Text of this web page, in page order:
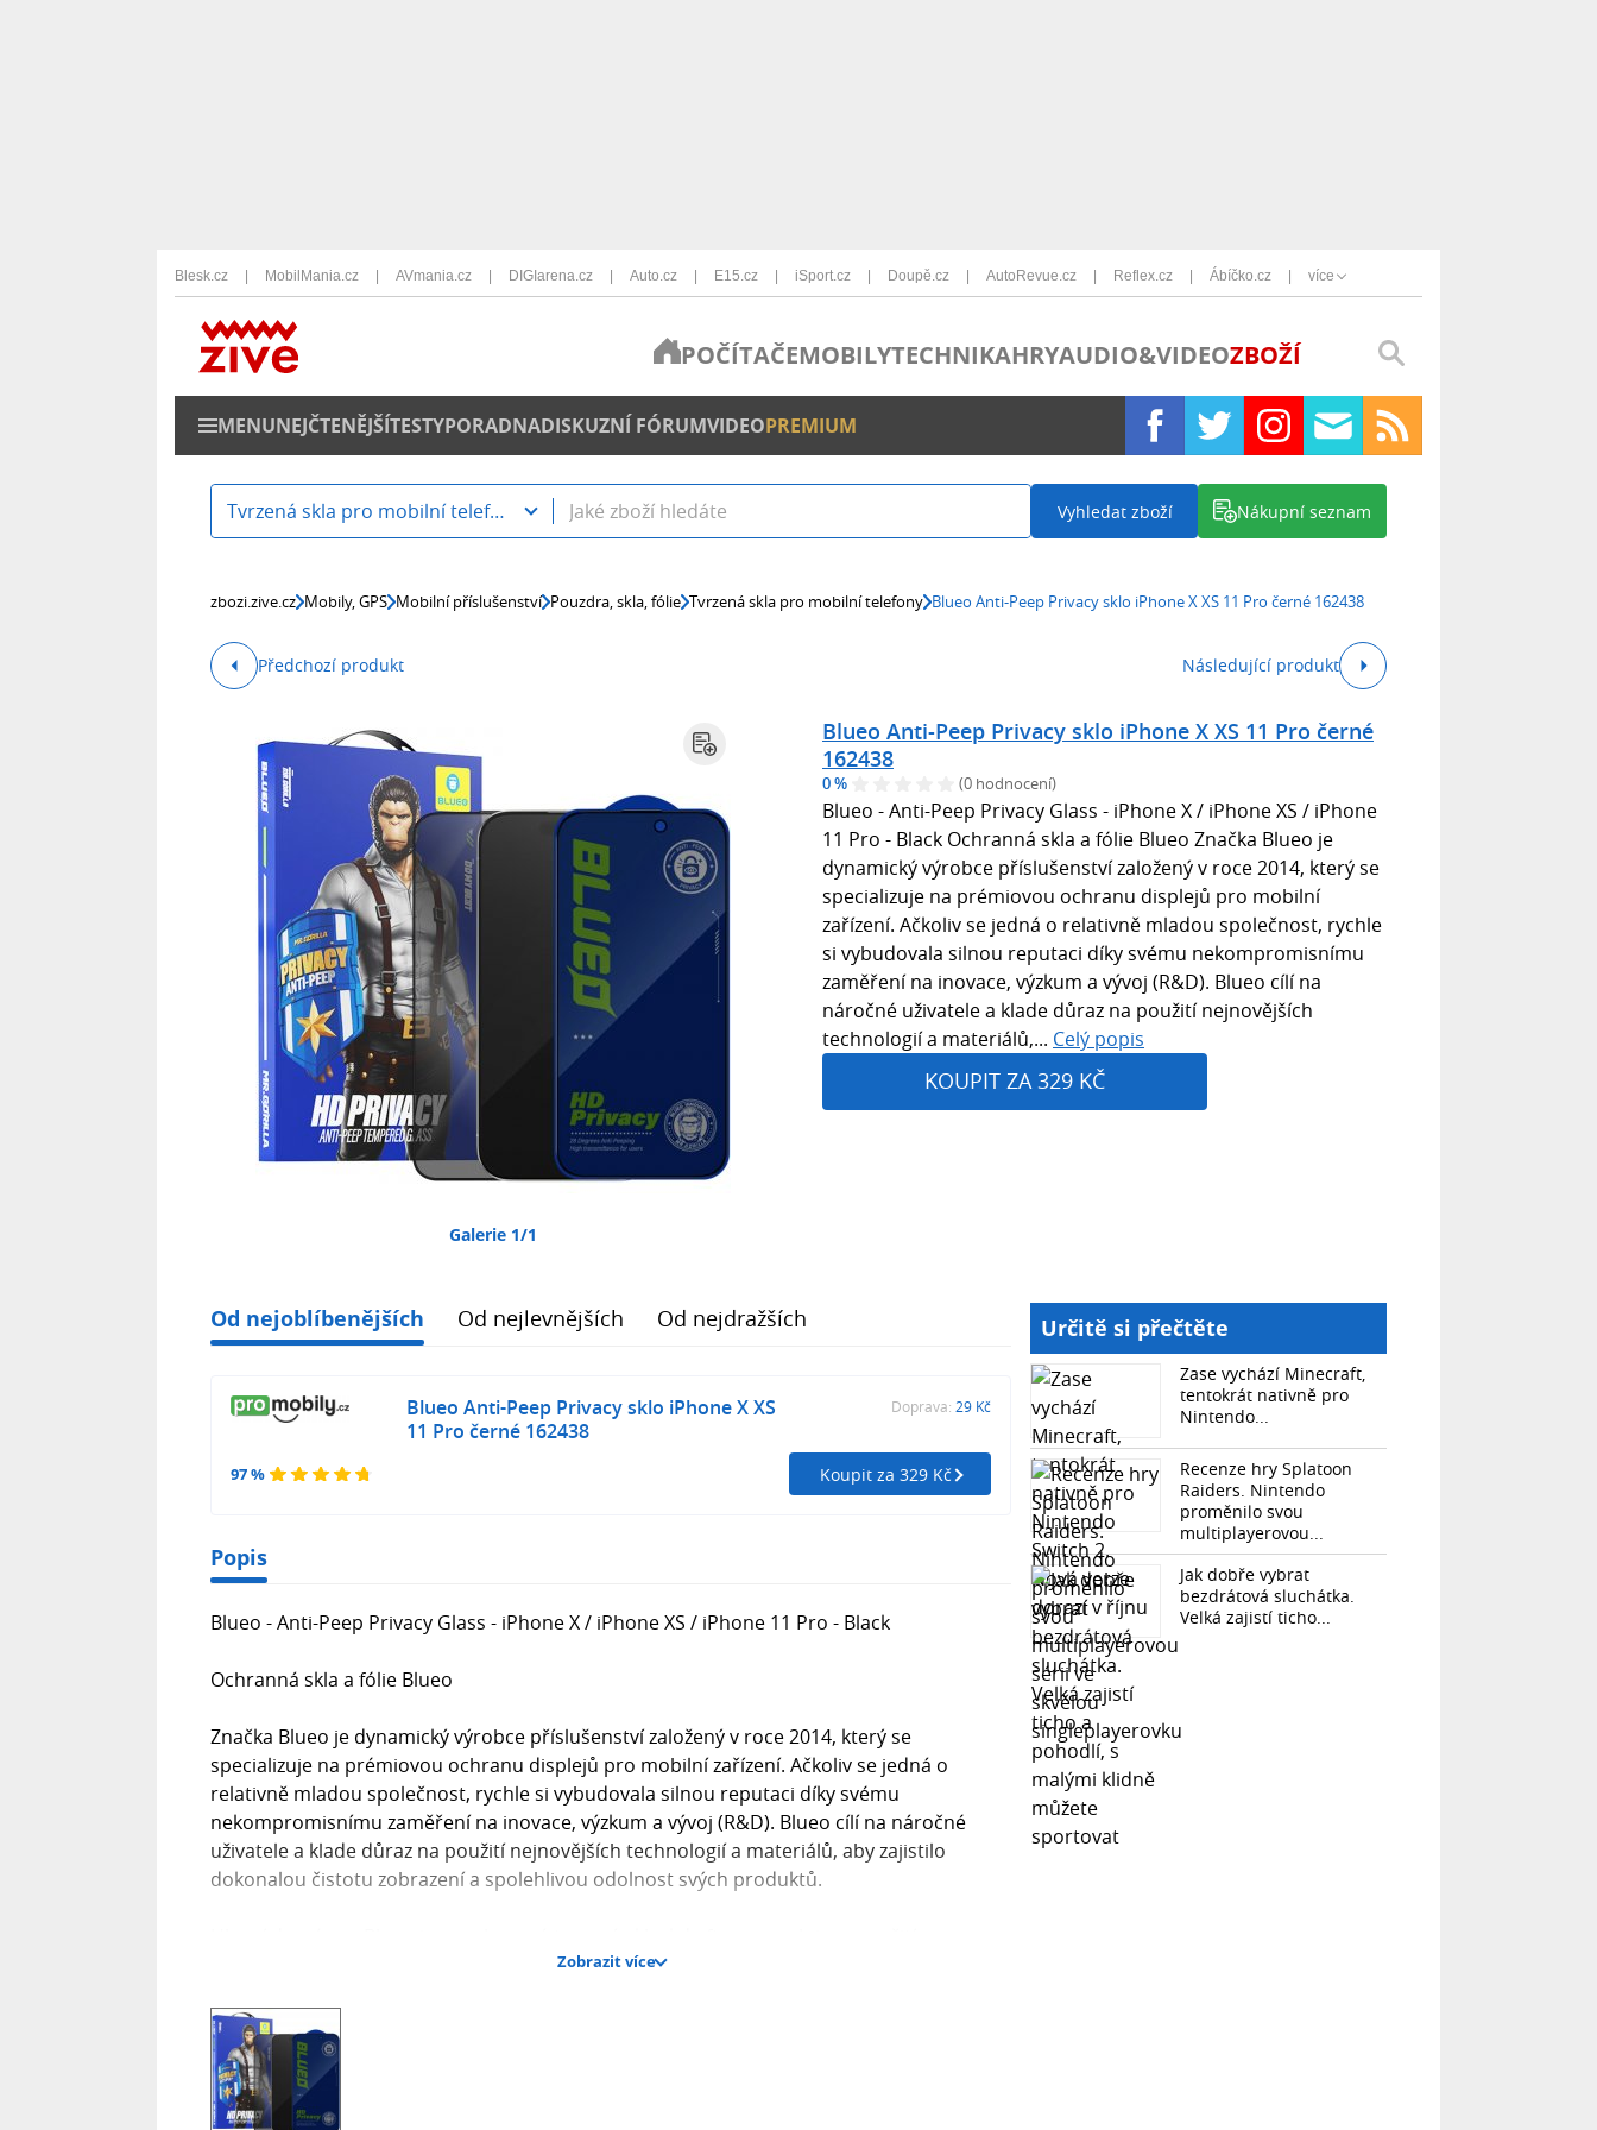
Blesk.cz MobilMania.cz AVmania.cz DIGIarena.cz Auto.cz E15.cz iSport.cz Doupě.cz AutoRevue.cz Reflex.cz Ábíčko.cz více
POČÍTAČEMOBILYTECHNIKAHRYAUDIO&VIDEOZBOŽÍ
MENUNEJČTENĚJŠÍTESTYPORADNADISKUZNÍ FÓRUMVIDEOPREMIUM
Tvrzená skla pro mobilní telefony Vyhledat zboží Nákupní seznam
zbozi.zive.cz Mobily, GPS Mobilní příslušenství Pouzdra, skla, fólie Tvrzená skla pro mobilní telefony Blueo Anti-Peep Privacy sklo iPhone X XS 11 Pro černé 162438
Předchozí produkt Následující produkt
Galerie 1/1
Blueo Anti-Peep Privacy sklo iPhone X XS 11 Pro černé
162438
0 % (0 hodnocení)
Blueo - Anti-Peep Privacy Glass - iPhone X / iPhone XS / iPhone
11 Pro - Black Ochranná skla a fólie Blueo Značka Blueo je
dynamický výrobce příslušenství založený v roce 2014, který se
specializuje na prémiovou ochranu displejů pro mobilní
zařízení. Ačkoliv se jedná o relativně mladou společnost, rychle
si vybudovala silnou reputaci díky svému nekompromisnímu
zaměření na inovace, výzkum a vývoj (R&D). Blueo cílí na
náročné uživatele a klade důraz na použití nejnovějších
technologií a materiálů,... Celý popis
KOUPIT ZA 329 KČ
Od nejoblíbenějších Od nejlevnějších Od nejdražších
97 %
Blueo Anti-Peep Privacy sklo iPhone X XS
11 Pro černé 162438
Doprava: 29 Kč
Koupit za 329 Kč
Popis
Blueo - Anti-Peep Privacy Glass - iPhone X / iPhone XS / iPhone 11 Pro - Black
Ochranná skla a fólie Blueo
Značka Blueo je dynamický výrobce příslušenství založený v roce 2014, který se
specializuje na prémiovou ochranu displejů pro mobilní zařízení. Ačkoliv se jedná o
relativně mladou společnost, rychle si vybudovala silnou reputaci díky svému
nekompromisnímu zaměření na inovace, výzkum a vývoj (R&D). Blueo cílí na náročné
uživatele a klade důraz na použití nejnovějších technologií a materiálů, aby zajistilo
dokonalou čistotu zobrazení a spolehlivou odolnost svých produktů.
prémiových materiálů. Často sázejí na špičkové americké sklo Corning Gorilla Glass pro
pro vynikající optickou čistotu a pevnost. Jejich skla se vyznačují pokročilými úpravami,
jako je antistatická vrstva (zabraňuje ulpívání prachu při instalaci) a silná oleofobní vrstva
proti otiskům prstů. Zatímco jejich kryty (často minimalistické TPU nebo PC designy)
poskytují základní ochranu, jsou to právě skla z řad jako Blueo Diamond Armor nebo 3D
Zobrazit více
Určitě si přečtěte
Zase vychází Minecraft,
tentokrát nativně pro
Nintendo...
Recenze hry Splatoon
Raiders. Nintendo
proměnilo svou
multiplayerovou...
Jak dobře vybrat
bezdrátová sluchátka.
Velká zajistí ticho...